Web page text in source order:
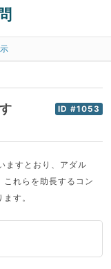
ID #1053
ますとおり、アダル
これらを助長するコン
す。